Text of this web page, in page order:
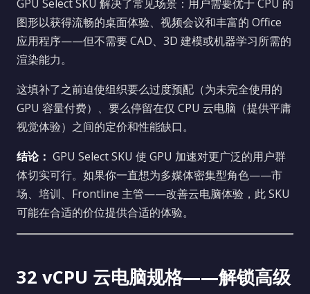
GPU Select SKU 解决了常见场景：用户需要优于 CPU 的
图形以获得流畅的桌面体验、视频会议和丰富的 Office
应用程序——但不需要 CAD、3D 建模或机器学习所需的
渲染能力。
这填补了之前迫使组织要么过度预配（为未完全使用的
GPU 容量付费）、要么停留在仅 CPU 云电脑（提供平庸
视觉体验）之间的定价和性能缺口。
结论： GPU Select SKU 使 GPU 加速对更广泛的用户群
体切实可行。如果你一直想为多媒体密集型角色——市
场、培训、Frontline 主管——改善云电脑体验，此 SKU
可能在合适的价位提供合适的体验。
32 vCPU 云电脑规格——解锁高级